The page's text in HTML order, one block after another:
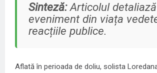
Sinteză:Articolul
eveniment din viața
reacțiile publice.
Aflată în perioada de doliu, solista